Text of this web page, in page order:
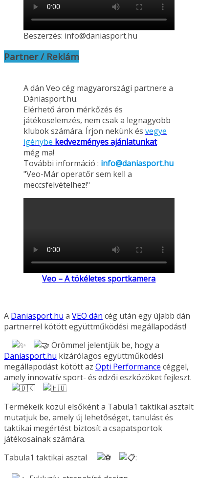
Beszerzés: info@daniasport.hu
Partner / Reklám
A dán Veo cég magyarországi partnere a
Dániasport.hu.
Elérhető áron mérkőzés és
játékoselemzés, nem csak a legnagyobb
klubok számára. Írjon nekünk és vegye
igénybe kedvezményes ajánlatunkat
még ma!
További információ : info@daniasport.hu
"Veo-Már operatőr sem kell a
meccsfelvételhez!"
Veo – A tökéletes sportkamera
A Daniasport.hu a VEO dán cég után egy újabb dán
partnerrel kötött együttműködési megállapodást!
Örömmel jelentjük be, hogy a
Daniasport.hu kizárólagos együttműködési
megállapodást kötött az Opti Performance céggel,
amely innovatív sport- és edzői eszközöket fejleszt.
Termékeik közül elsőként a Tabula1 taktikai asztalt
mutatjuk be, amely új lehetőséget, tanulást és
taktikai megértést biztosít a csapatsportok
játékosainak számára.
Tabula1 taktikai asztal
: